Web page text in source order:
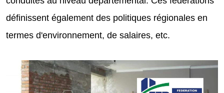
définissent également des politiques régionales en
termes d'environnement, de salaires, etc.